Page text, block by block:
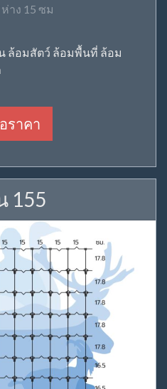
าง 15 ซม
ล้อมสัตว์ ล้อมพื้นที่ ล้อม
ราคา
155